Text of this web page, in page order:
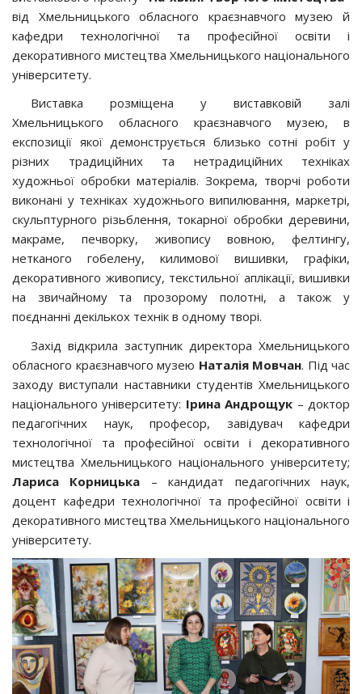
від Хмельницького обласного краєзнавчого музею й
кафедри технологічної та професійної освіти і
декоративного мистецтва Хмельницького національного
університету.
Виставка розміщена у виставковій залі
Хмельницького обласного краєзнавчого музею, в
експозиції якої демонструється близько сотні робіт у
різних традиційних та нетрадиційних техніках
художньої обробки матеріалів. Зокрема, творчі роботи
виконані у техніках художнього випилювання, маркетрі,
скульптурного різьблення, токарної обробки деревини,
макраме, печворку, живопису вовною, фелтингу,
нетканого гобелену, килимової вишивки, графіки,
декоративного живопису, текстильної аплікації, вишивки
на звичайному та прозорому полотні, а також у
поєднанні декількох технік в одному творі.
Захід відкрила заступник директора Хмельницького
обласного краєзнавчого музею Наталія Мовчан. Під час
заходу виступали наставники студентів Хмельницького
національного університету: Ірина Андрощук – доктор
педагогічних наук, професор, завідувач кафедри
технологічної та професійної освіти і декоративного
мистецтва Хмельницького національного університету;
Лариса Корницька – кандидат педагогічних наук,
доцент кафедри технологічної та професійної освіти і
декоративного мистецтва Хмельницького національного
університету.